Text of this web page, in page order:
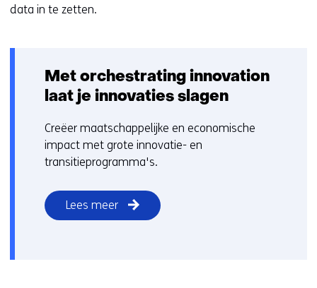
data in te zetten.
Met orchestrating innovation
laat je innovaties slagen
Creëer maatschappelijke en economische
impact met grote innovatie- en
transitieprogramma's.
Lees meer